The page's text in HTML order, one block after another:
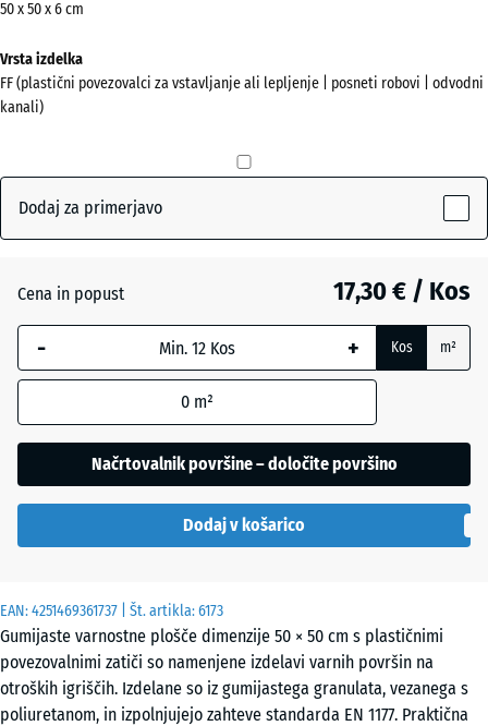
EAN:4251469361737 | Št. artikla:6173
Gumijaste varnostne plošče dimenzije 50 × 50 cm s plastičnimi
povezovalnimi zatiči so namenjene izdelavi varnih površin na
otroških igriščih. Izdelane so iz gumijastega granulata, vezanega s
poliuretanom, in izpolnjujejo zahteve standarda EN 1177. Praktična
o
Prikaži
barvno
Antracit(active)
modra
Opečno
+ 0,20 €
+ 3,50 €
Skrilavosiva + 3,00 €
Travnato
50 x 50 x 6 cm
Dimenzije
za
pošiljanje
500
Izbrana
dimenzija
z modrim
robom se
za
potreb
(razen če
navedeno
drugače).
50
x
Vrsta izdelka
FF (plastični povezovalci za vstavljanje ali lepljenje | posneti robovi | odvodni
kanali)
Dodaj za primerjavo
Cena in popust 17,30 € / Kos
- + Kos m²
0 m²
Načrtovalnik površine – določite površino
Dodaj v košarico